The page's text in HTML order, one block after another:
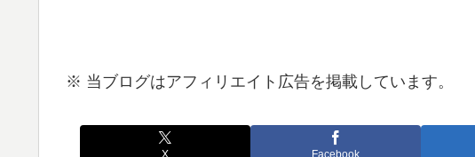
※ 当ブログはアフィリエイト広告を掲載しています。
X Facebook